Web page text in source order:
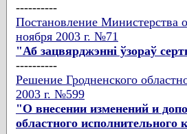
----------
Постановление Министерства
ноября 2003 г. №71
"Аб зацвярджэннi ўзораў
----------
Решение Гродненского
2003 г. №599
"О внесении изменений и
областного